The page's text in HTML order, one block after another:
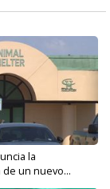
la
un nuevo...